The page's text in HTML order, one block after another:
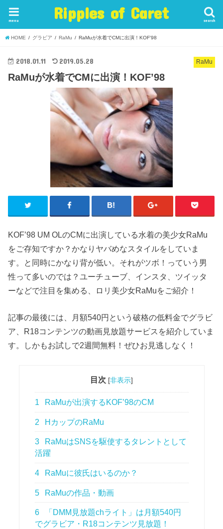
Ripples of Caret search
menu
HOME グラビア RaMu RaMuが水着でCMに出演！KOF'98
RaMu
2018.01.11 2019.05.28
RaMuが水着でCMに出演！KOF’98
KOF’98 UM OLのCMに出演している水着の美少女RaMu
をご存知ですか？かなりヤバめなスタイルをしていま
す。と同時にかなり背が低い。それがツボ！っていう男
性って多いのでは？ユーチューブ、インスタ、ツイッタ
ーなどで注目を集める、ロリ美少女RaMuをご紹介！
記事の最後には、月額540円という破格の低料金でグラビ
ア、R18コンテンツの動画見放題サービスを紹介していま
す。しかもお試しで2週間無料！ぜひお見逃しなく！
目次 [非表示]
1 RaMuが出演するKOF’98のCM
2 HカップのRaMu
3
RaMuはSNSを駆使するタレントとして
活躍
4 RaMuに彼氏はいるのか？
5 RaMuの作品・動画
6
「DMM見放題chライト」は月額540円
でグラビア・R18コンテンツ見放題！